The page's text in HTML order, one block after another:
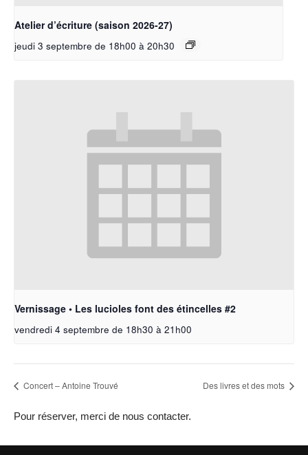
Atelier d’écriture (saison 2026-27)
jeudi 3 septembre de 18h00 à 20h30
Vernissage • Les lucioles font des étincelles #2
vendredi 4 septembre de 18h30 à 21h00
Concert – Antoine Trouvé Des livres et des mots
Pour réserver, merci de nous contacter.